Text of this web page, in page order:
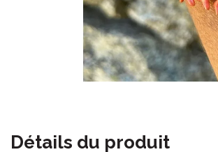
Détails du produit